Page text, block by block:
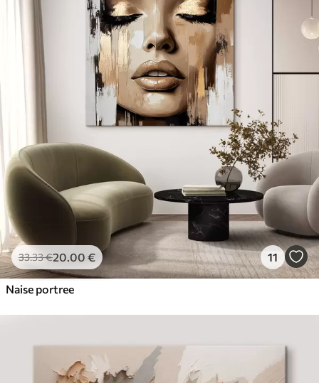
33.33€20.00 € 11
Naise portree